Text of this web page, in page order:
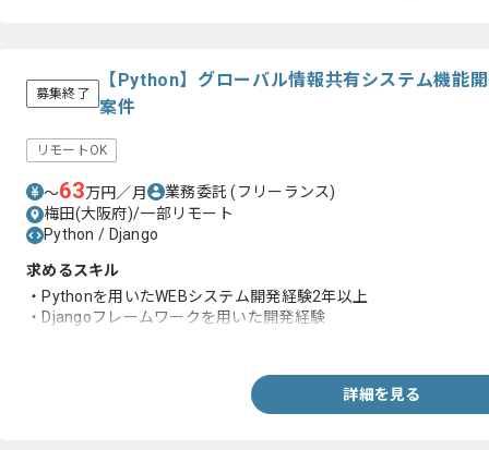
募集終了
【Python】グローバル情報共有システム機能
案件
リモートOK
〜63万円／月 業務委託(フリーランス)
梅田(大阪府)/一部リモート
Python / Django
求めるスキル
・Pythonを用いたWEBシステム開発経験2年以上
・Djangoフレームワークを用いた開発経験
詳細を見る